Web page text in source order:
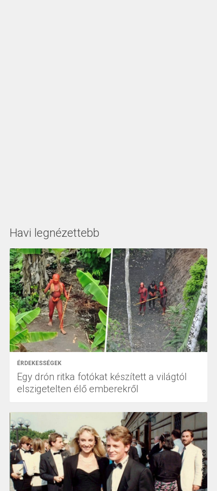
Havi legnézettebb
ÉRDEKESSÉGEK
Egy drón ritka fotókat készített a világtól
elszigetelten élő emberekről